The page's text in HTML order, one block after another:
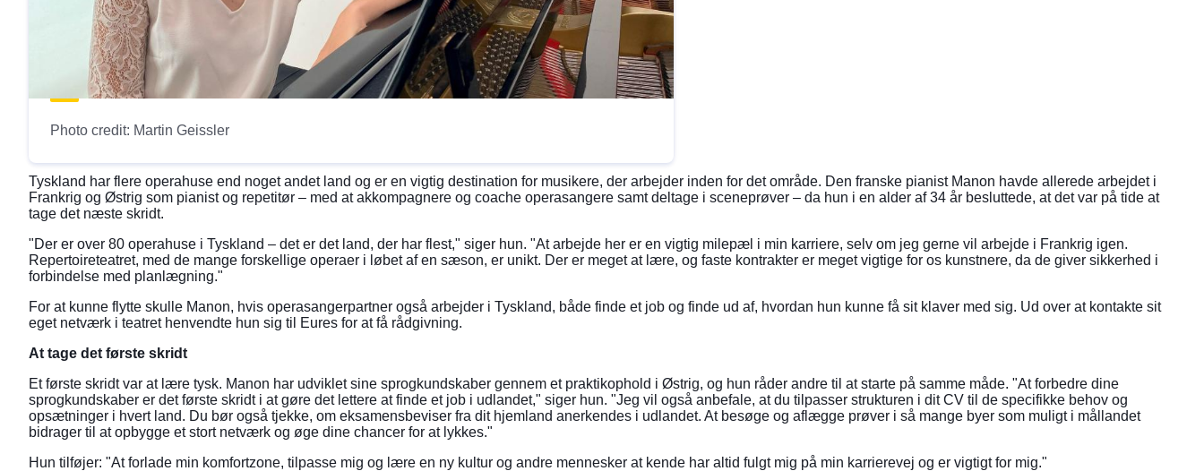
Photo credit: Martin Geissler
Tyskland har flere operahuse end noget andet land og er en vigtig destination for musikere, der arbejder inden for det område. Den franske pianist Manon havde allerede arbejdet i
Frankrig og Østrig som pianist og repetitør – med at akkompagnere og coache operasangere samt deltage i sceneprøver – da hun i en alder af 34 år besluttede, at det var på tide at
tage det næste skridt.
"Der er over 80 operahuse i Tyskland – det er det land, der har flest," siger hun. "At arbejde her er en vigtig milepæl i min karriere, selv om jeg gerne vil arbejde i Frankrig igen.
Repertoireteatret, med de mange forskellige operaer i løbet af en sæson, er unikt. Der er meget at lære, og faste kontrakter er meget vigtige for os kunstnere, da de giver sikkerhed i
forbindelse med planlægning."
For at kunne flytte skulle Manon, hvis operasangerpartner også arbejder i Tyskland, både finde et job og finde ud af, hvordan hun kunne få sit klaver med sig. Ud over at kontakte sit
eget netværk i teatret henvendte hun sig til Eures for at få rådgivning.
At tage det første skridt
Et første skridt var at lære tysk. Manon har udviklet sine sprogkundskaber gennem et praktikophold i Østrig, og hun råder andre til at starte på samme måde. "At forbedre dine
sprogkundskaber er det første skridt i at gøre det lettere at finde et job i udlandet," siger hun. "Jeg vil også anbefale, at du tilpasser strukturen i dit CV til de specifikke behov og
opsætninger i hvert land. Du bør også tjekke, om eksamensbeviser fra dit hjemland anerkendes i udlandet. At besøge og aflægge prøver i så mange byer som muligt i mållandet
bidrager til at opbygge et stort netværk og øge dine chancer for at lykkes."
Hun tilføjer: "At forlade min komfortzone, tilpasse mig og lære en ny kultur og andre mennesker at kende har altid fulgt mig på min karrierevej og er vigtigt for mig."